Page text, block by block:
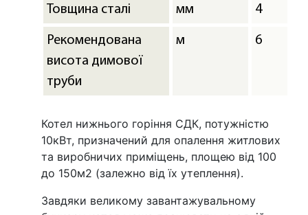
Товщина сталі мм 4
Рекомендована
висота димової
труби
м 6
Котел нижнього горіння СДК, потужністю
10кВт, призначений для опалення житлових
та виробничих приміщень, площею від 100
до 150м2 (залежно від їх утеплення).
Завдяки великому завантажувальному